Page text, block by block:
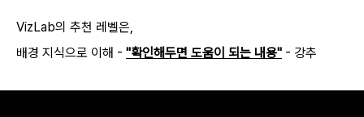
VizLab의 추천 레벨은,
배경 지식으로 이해 - "확인해두면 도움이 되는 내용" - 강추